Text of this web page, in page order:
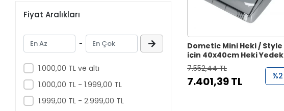
Fiyat Aralıkları
-
1.000,00 TL ve altı
1.000,00 TL - 1.999,00 TL
1.999,00 TL - 2.999,00 TL
Dometic Mini Heki / Style
için 40x40cm Heki Yedek
Cam
7.552,44 TL
7.401,39 TL %2